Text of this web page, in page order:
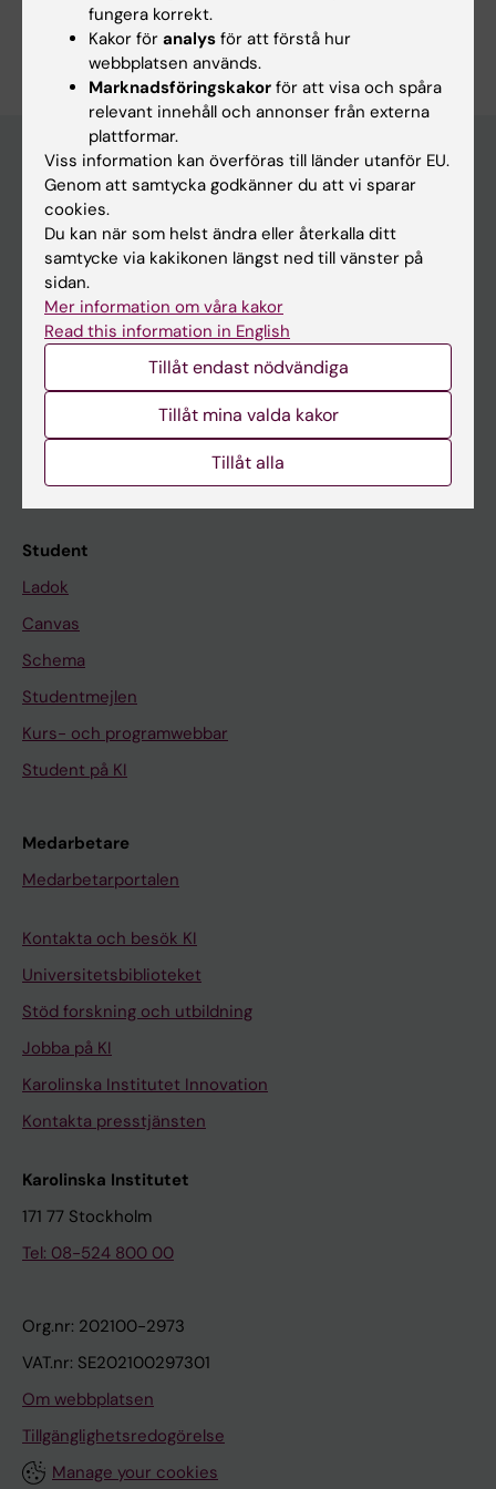
Är du Pauline Corinne Marie Michon?
Redigera din profil
Huvudmeny
Utbildning
Forskarutbildning
Forskning
Om KI
Kalender
Student
Ladok
Canvas
Schema
Studentmejlen
Kurs- och programwebbar
Student på KI
Medarbetare
Medarbetarportalen
Kontakta och besök KI
Universitetsbiblioteket
Stöd forskning och utbildning
Jobba på KI
Karolinska Institutet Innovation
Kontakta presstjänsten
Karolinska Institutet
171 77 Stockholm
Tel: 08-524 800 00
Org.nr: 202100-2973
VAT.nr: SE202100297301
Om webbplatsen
Tillgänglighetsredogörelse
Manage your cookies
fungera korrekt.
Kakor för analys för att förstå hur
webbplatsen används.
Marknadsföringskakor för att visa och spåra
relevant innehåll och annonser från externa
plattformar.
Viss information kan överföras till länder utanför EU.
Genom att samtycka godkänner du att vi sparar
cookies.
Du kan när som helst ändra eller återkalla ditt
samtycke via kakikonen längst ned till vänster på
sidan.
Mer information om våra kakor
Read this information in English
Tillåt endast nödvändiga
Tillåt mina valda kakor
Tillåt alla